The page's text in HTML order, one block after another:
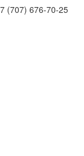
(707) 676-70-25